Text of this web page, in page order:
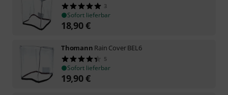
3
Sofort lieferbar
18,90€
Thomann Rain Cover BEL6
5
Sofort lieferbar
19,90€